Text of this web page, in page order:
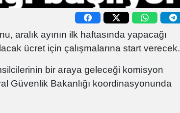
aralık ayının ilk haftasında yapacağı
ücret için çalışmalarına start verecek.
bir araya geleceği komisyon
Güvenlik Bakanlığı koordinasyonunda